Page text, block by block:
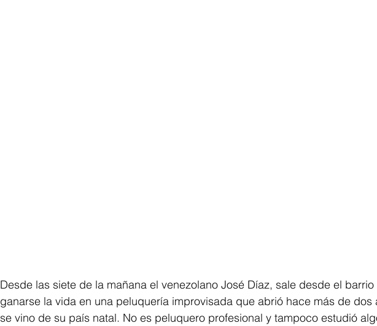
Desde las siete de la mañana el venezolano José Díaz, sale desde el barrio
ganarse la vida en una peluquería improvisada que abrió hace más de dos
se vino de su país natal. No es peluquero profesional y tampoco estudió